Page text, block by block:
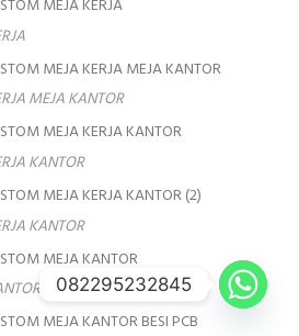
MEJA KANTOR
KANTOR
KANTOR
082295232845